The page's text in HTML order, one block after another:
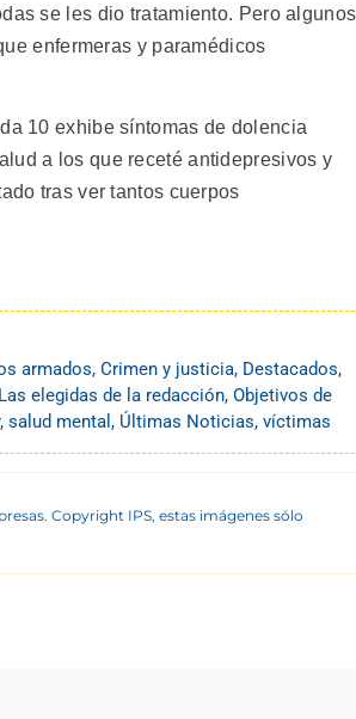
se les dio tratamiento. Pero algunos
enfermeras y paramédicos
10 exhibe síntomas de dolencia
a los que receté antidepresivos y
tras ver tantos cuerpos
armados, Crimen y justicia, Destacados,
Las elegidas de la redacción, Objetivos de
, salud mental , Últimas Noticias, víctimas
Copyright IPS, estas imágenes sólo